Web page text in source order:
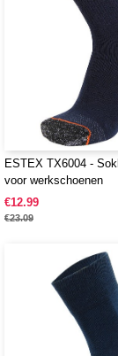
ESTEX TX6004 -
voor werkschoenen
€12.99
€23.09